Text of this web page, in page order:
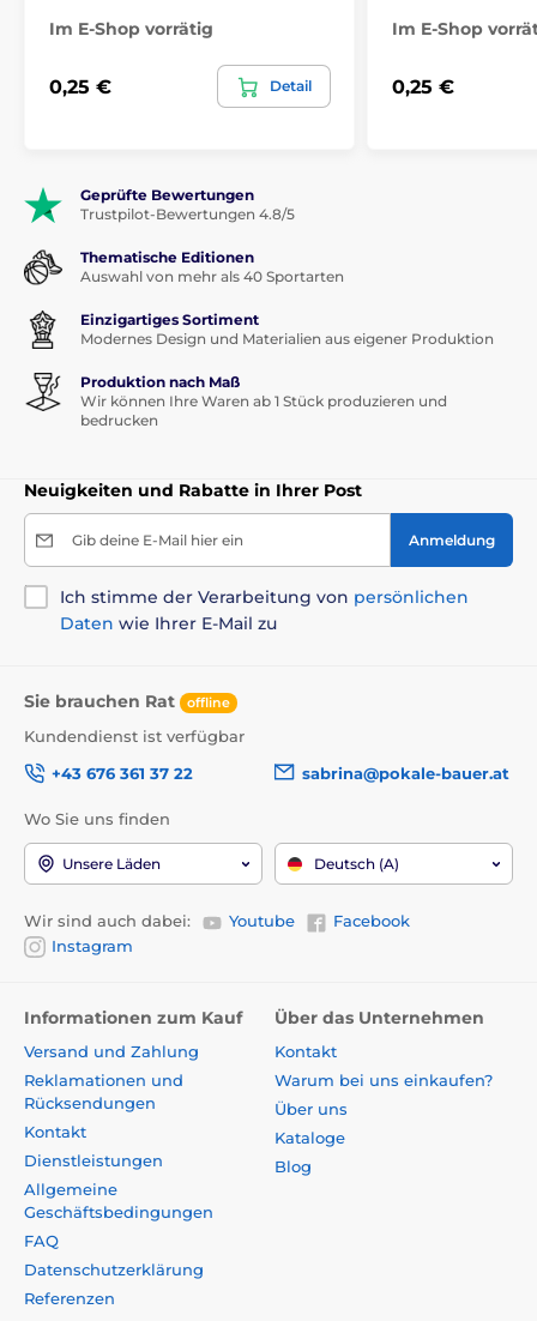
Im E-Shop vorrätig
0,25 € Detail
Im E-Shop
0,25 €
Geprüfte Bewertungen
Trustpilot-Bewertungen 4.8/5
Thematische Editionen
Auswahl von mehr als 40 Sportarten
Einzigartiges Sortiment
Modernes Design und Materialien aus eigener Produktion
Produktion nach Maß
Wir können Ihre Waren ab 1 Stück produzieren und
bedrucken
Neuigkeiten und Rabatte in Ihrer Post
Gib deine E-Mail hier ein Anmeldung
Ich stimme der Verarbeitung von persönlichen
Daten wie Ihrer E-Mail zu
Sie brauchen Rat offline
Kundendienst ist verfügbar
+43 676 361 37 22
sabrina@pokale-bauer.at
Wo Sie uns finden
Unsere Läden Deutsch (A)
Wir sind auch dabei: Youtube
Facebook
Instagram
Informationen zum Kauf
Versand und Zahlung
Reklamationen und
Rücksendungen
Kontakt
Dienstleistungen
Allgemeine
Geschäftsbedingungen
FAQ
Datenschutzerklärung
Referenzen
Über das Unternehmen
Kontakt
Warum bei uns einkaufen?
Über uns
Kataloge
Blog